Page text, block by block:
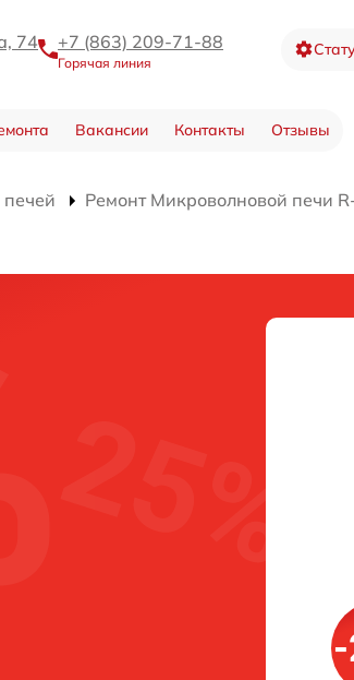
74 +7 (863) 209-71-88
Горячая линия
Вакансии Контакты Отзывы
Ремонт Микроволновой печи